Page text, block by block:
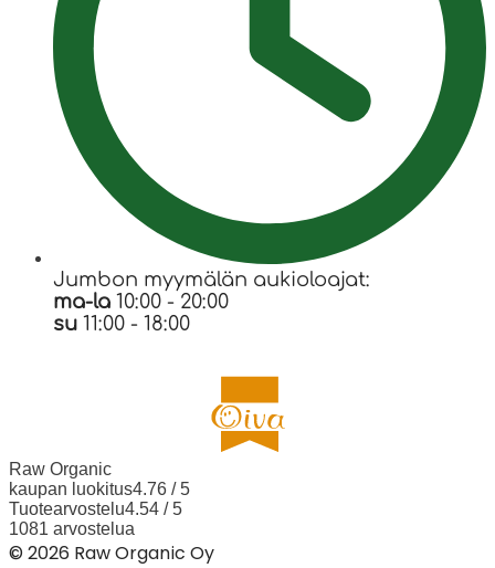
Jumbon myymälän aukioloajat:
ma-la 10:00 - 20:00
su 11:00 - 18:00
Raw Organic
kaupan luokitus4.76 / 5
Tuotearvostelu4.54 / 5
1081 arvostelua
© 2026 Raw Organic Oy